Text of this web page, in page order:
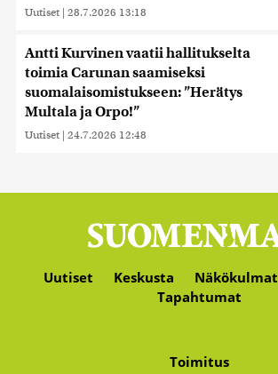
Uutiset | 28.7.2026 13:18
Antti Kurvinen vaatii hallitukselta
toimia Carunan saamiseksi
suomalaisomistukseen: ”Herätys
Multala ja Orpo!”
Uutiset | 24.7.2026 12:48
Uutiset Keskusta Näkökulmat
Tapahtumat
Toimitus